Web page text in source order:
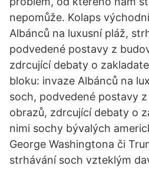
nepomůže. Kolaps
Albánců na luxusní pláž,
podvedené postavy z
zdrcující debaty o
bloku: invaze Albánců na
soch, podvedené postavy
obrazů, zdrcující debaty o
nimi sochy bývalých
George Washingtona či
strhávání soch vzteklým